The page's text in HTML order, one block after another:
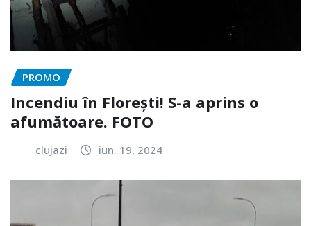
PROMO
Incendiu în Florești! S-a aprins o
afumătoare. FOTO
clujazi iun. 19, 2024